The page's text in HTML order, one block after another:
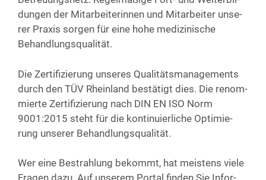
dun­gen der Mit­ar­bei­te­rin­nen und Mit­ar­bei­ter unse­
rer Pra­xis sor­gen für eine hohe medi­zi­ni­sche
Behandlungsqualität.
Die Zer­ti­fi­zie­rung unse­res Qua­li­täts­ma­nage­ments
durch den TÜV Rhein­land bestä­tigt dies. Die renom­
mier­te Zer­ti­fi­zie­rung nach DIN EN ISO Norm
9001:2015 steht für die kon­ti­nu­ier­li­che Opti­mie­
rung unse­rer Behandlungsqualität.
Wer eine Bestrah­lung bekommt, hat meis­tens vie­le